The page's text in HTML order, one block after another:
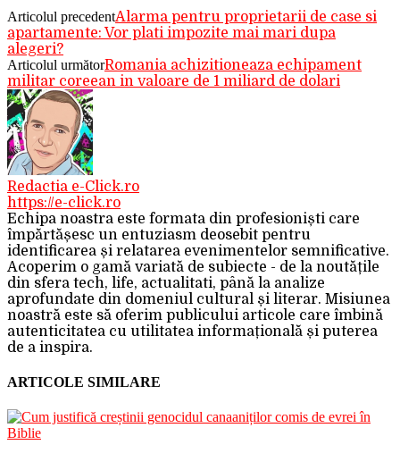
Articolul precedentAlarma pentru proprietarii de case si
apartamente: Vor plati impozite mai mari dupa
alegeri?
Articolul următorRomania achizitioneaza echipament
militar coreean in valoare de 1 miliard de dolari
Redactia e-Click.ro
https://e-click.ro
Echipa noastra este formata din profesioniști care
împărtășesc un entuziasm deosebit pentru
identificarea și relatarea evenimentelor semnificative.
Acoperim o gamă variată de subiecte - de la noutățile
din sfera tech, life, actualitati, până la analize
aprofundate din domeniul cultural și literar. Misiunea
noastră este să oferim publicului articole care îmbină
autenticitatea cu utilitatea informațională și puterea
de a inspira.
ARTICOLE SIMILARE